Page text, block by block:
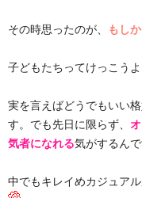
その時思ったのが、 もし
子どもたちってけっこう
実を言えばどうでもいい
す。でも先日に限らず、
気者になれる気がするんで
中でもキレイめカジュアル